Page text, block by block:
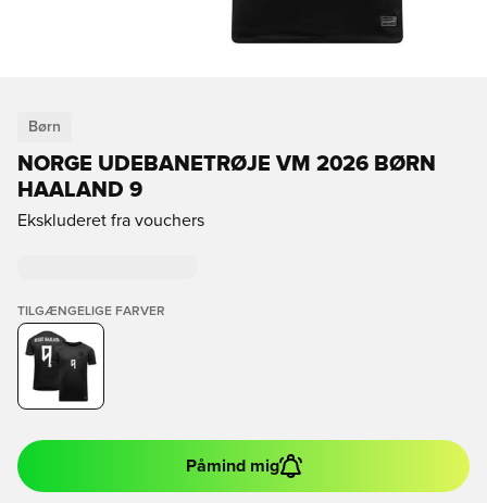
Børn
NORGE UDEBANETRØJE VM 2026 BØRN
HAALAND 9
Ekskluderet fra vouchers
TILGÆNGELIGE FARVER
Påmind mig